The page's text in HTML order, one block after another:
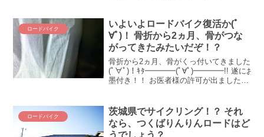
やっぱりこの山を駆け上がる、このイベ
ントは特別なんだとつくづく思った(´；
ω；｀)ﾌﾞﾜｯ 第19回Mt.富士ヒルクライム
を現地で目の当たりにしてきました！な
お話です。
ロードバイク
いよいよロードバイク復活か(ﾟ
∀ﾟ)！ 骨折から2ヵ月、骨がつな
がってきたみたいだぞ！？
骨折から2ヵ月、骨がくっ付いてきました
(ﾟ∀ﾟ)！ｷﾀ━━━━(ﾟ∀ﾟ)━━━━!! 遂にお
墨付き！！ お医者様の許可が出ました、
れました～(∩´∀｀)∩ﾜｰ...
ロードバイク
茨城県でサイクリング！？ それ
なら、つくばりんりんロードはど